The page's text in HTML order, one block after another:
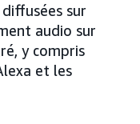
sur
audio sur
y compris
et les